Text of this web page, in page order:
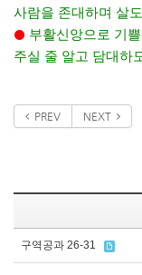
사람을 존대하며 살
⚫ 부활신앙으로 기
주실 줄 알고 담대하
PREV NEXT
구역공과 26-31